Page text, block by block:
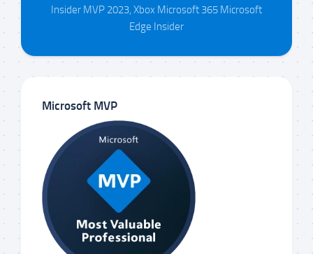
Insider MVP 2023, Xbox Microsoft 365 Microsoft
Edge Insider
Microsoft MVP